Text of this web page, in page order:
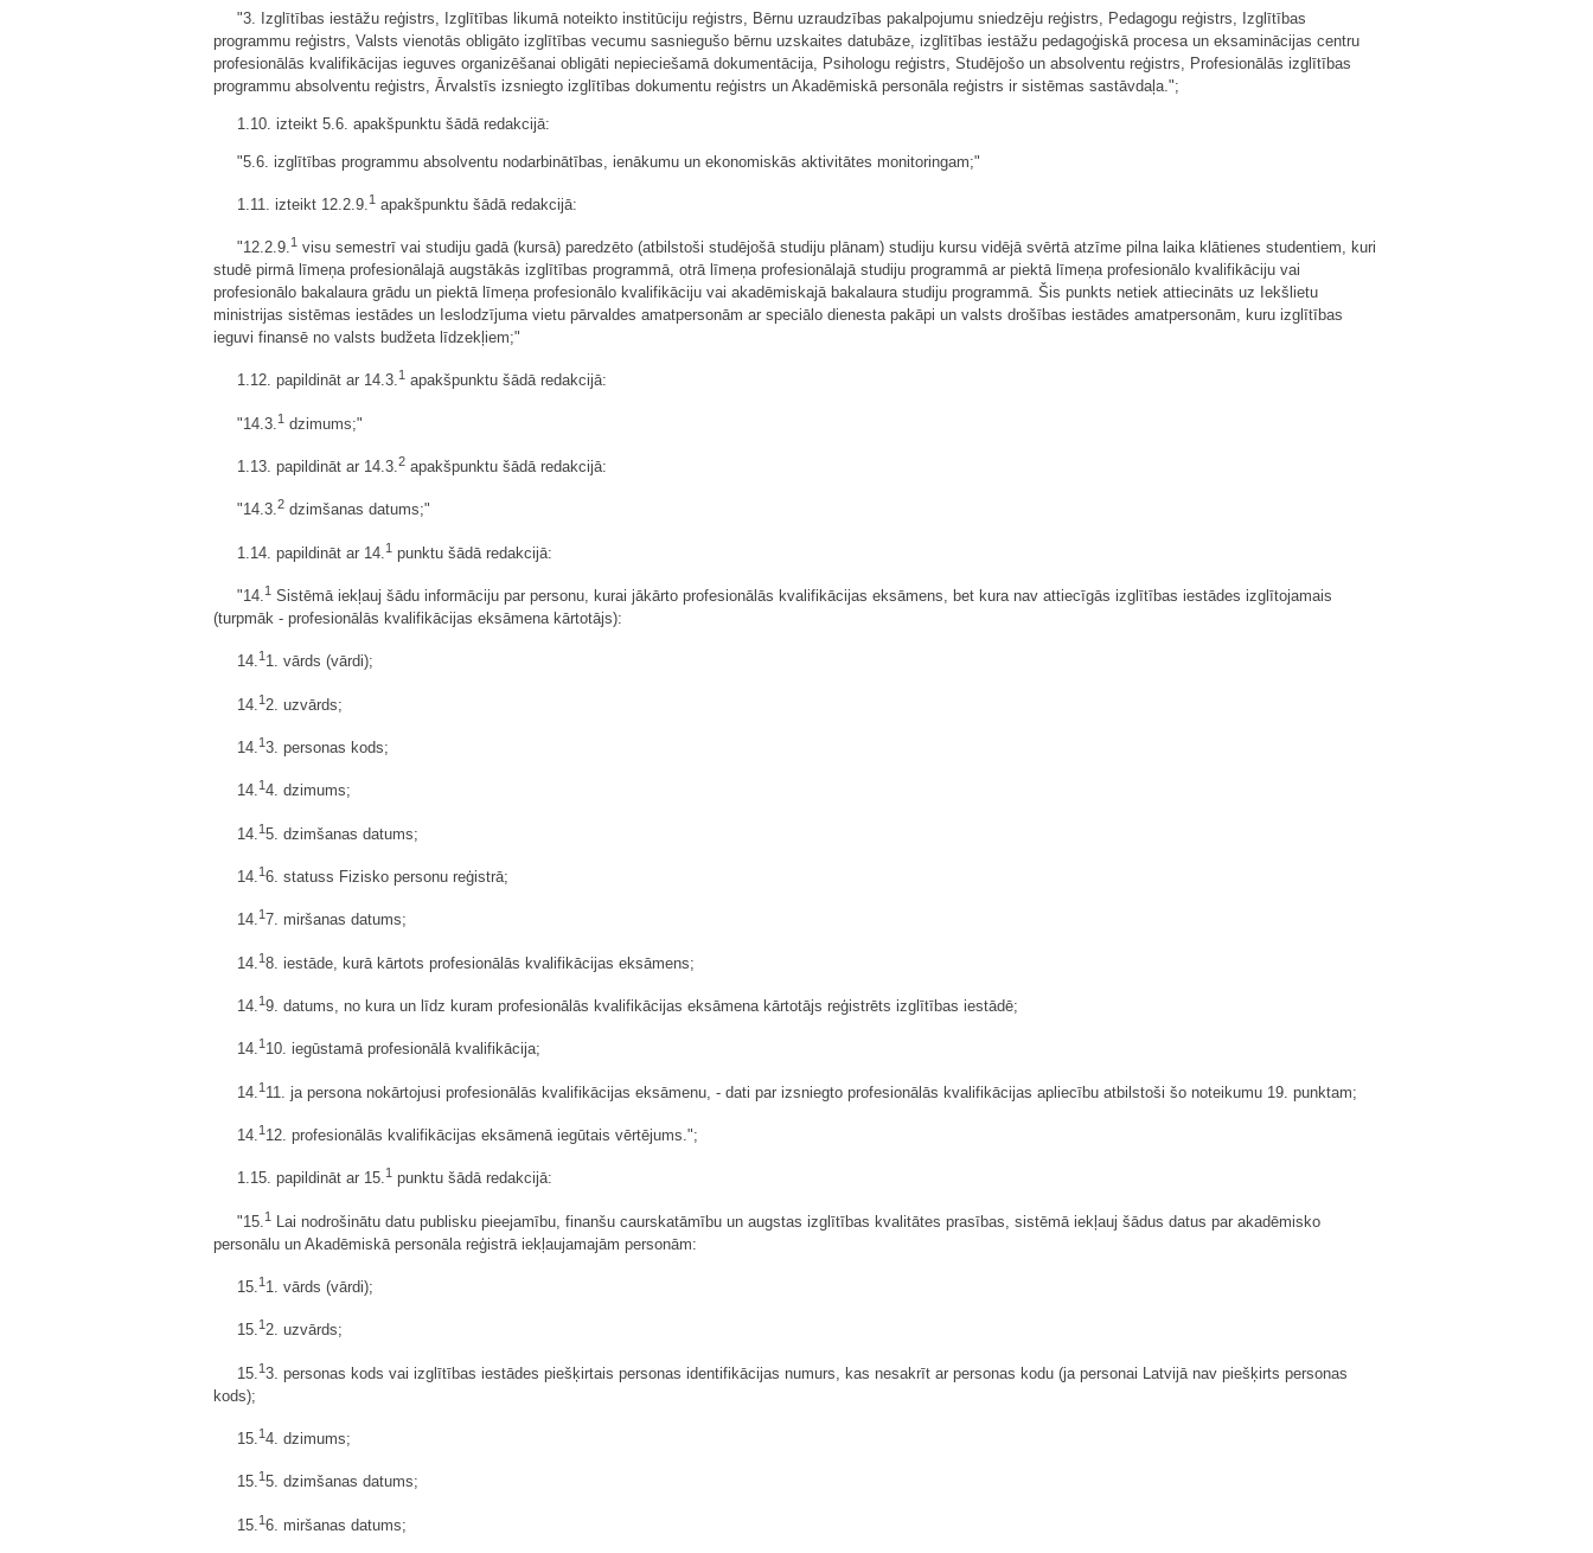
"3. Izglītības iestāžu reģistrs, Izglītības likumā noteikto institūciju reģistrs, Bērnu uzraudzības pakalpojumu sniedzēju reģistrs, Pedagogu reģistrs, Izglītības
programmu reģistrs, Valsts vienotās obligāto izglītības vecumu sasniegušo bērnu uzskaites datubāze, izglītības iestāžu pedagoģiskā procesa un eksaminācijas centru
profesionālās kvalifikācijas ieguves organizēšanai obligāti nepieciešamā dokumentācija, Psihologu reģistrs, Studējošo un absolventu reģistrs, Profesionālās izglītības
programmu absolventu reģistrs, Ārvalstīs izsniegto izglītības dokumentu reģistrs un Akadēmiskā personāla reģistrs ir sistēmas sastāvdaļa.";
1.10. izteikt 5.6. apakšpunktu šādā redakcijā:
"5.6. izglītības programmu absolventu nodarbinātības, ienākumu un ekonomiskās aktivitātes monitoringam;"
1.11. izteikt 12.2.9. 1 apakšpunktu šādā redakcijā:
"12.2.9.1 visu semestrī vai studiju gadā (kursā) paredzēto (atbilstoši studējošā studiju plānam) studiju kursu vidējā svērtā atzīme pilna laika klātienes studentiem, kuri
studē pirmā līmeņa profesionālajā augstākās izglītības programmā, otrā līmeņa profesionālajā studiju programmā ar piektā līmeņa profesionālo kvalifikāciju vai
profesionālo bakalaura grādu un piektā līmeņa profesionālo kvalifikāciju vai akadēmiskajā bakalaura studiju programmā. Šis punkts netiek attiecināts uz Iekšlietu
ministrijas sistēmas iestādes un Ieslodzījuma vietu pārvaldes amatpersonām ar speciālo dienesta pakāpi un valsts drošības iestādes amatpersonām, kuru izglītības
ieguvi finansē no valsts budžeta līdzekļiem;"
1.12. papildināt ar 14.3.1 apakšpunktu šādā redakcijā:
"14.3. 1 dzimums;"
1.13. papildināt ar 14.3.2 apakšpunktu šādā redakcijā:
"14.3.2 dzimšanas datums;"
1.14. papildināt ar 14. 1 punktu šādā redakcijā:
"14.1 Sistēmā iekļauj šādu informāciju par personu, kurai jākārto profesionālās kvalifikācijas eksāmens, bet kura nav attiecīgās izglītības iestādes izglītojamais
(turpmāk - profesionālās kvalifikācijas eksāmena kārtotājs):
14.1 1. vārds (vārdi);
14. 1 2. uzvārds;
14.13. personas kods;
14.1 4. dzimums;
14. 15. dzimšanas datums;
14.16. statuss Fizisko personu reģistrā;
14.1 7. miršanas datums;
14. 18. iestāde, kurā kārtots profesionālās kvalifikācijas eksāmens;
14.19. datums, no kura un līdz kuram profesionālās kvalifikācijas eksāmena kārtotājs reģistrēts izglītības iestādē;
14.1 10. iegūstamā profesionālā kvalifikācija;
14. 1 11. ja persona nokārtojusi profesionālās kvalifikācijas eksāmenu, - dati par izsniegto profesionālās kvalifikācijas apliecību atbilstoši šo noteikumu 19. punktam;
14.1 12. profesionālās kvalifikācijas eksāmenā iegūtais vērtējums.";
1.15. papildināt ar 15.1 punktu šādā redakcijā:
"15. 1
Lai nodrošinātu datu publisku pieejamību, finanšu caurskatāmību un augstas izglītības kvalitātes prasības, sistēmā iekļauj šādus datus par akadēmisko
personālu un Akadēmiskā personāla reģistrā iekļaujamajām personām:
15.1 1. vārds (vārdi);
15.1 2. uzvārds;
15. 13. personas kods vai izglītības iestādes piešķirtais personas identifikācijas numurs, kas nesakrīt ar personas kodu (ja personai Latvijā nav piešķirts personas
kods);
15.14. dzimums;
15.15. dzimšanas datums;
15. 16. miršanas datums;